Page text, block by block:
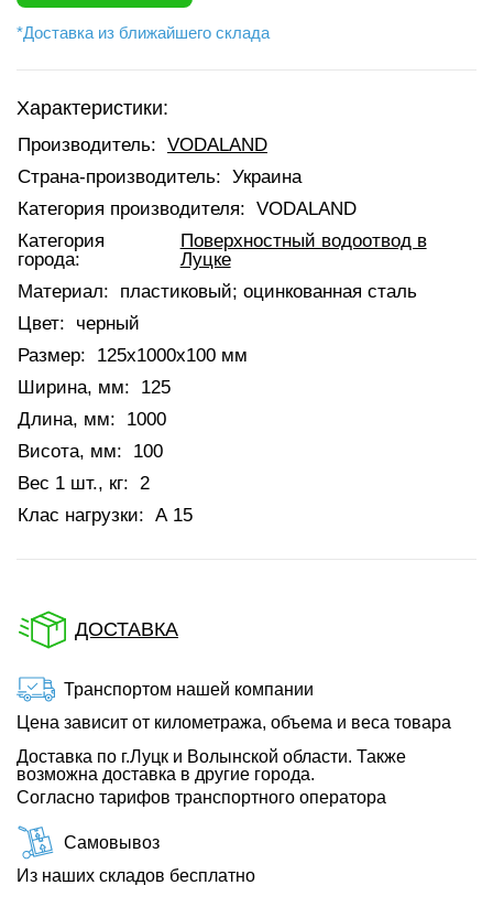
*Доставка из ближайшего склада
Характеристики:
Производитель: VODALAND
Страна-производитель: Украина
Категория производителя: VODALAND
Категория
города:
Поверхностный водоотвод в
Луцке
Материал:
пластиковый; оцинкованная сталь
Цвет:
черный
Размер:
125x1000x100 мм
Ширина, мм:
125
Длина, мм:
1000
Висота, мм:
100
Вес 1 шт., кг: 2
Клас нагрузки: А 15
ДОСТАВКА
Транспортом нашей компании
Цена зависит от километража, объема и веса товара
Доставка по г.Луцк и Волынской области. Также
возможна доставка в другие города.
Согласно тарифов транспортного оператора
Самовывоз
Из наших складов бесплатно